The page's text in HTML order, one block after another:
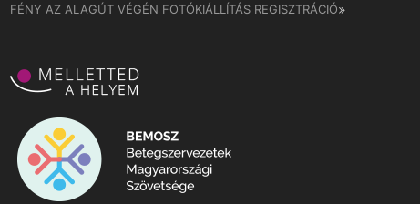
FÉNY AZ ALAGÚT VÉGÉN FOTÓKIÁLLÍTÁS REGISZTRÁCIÓ